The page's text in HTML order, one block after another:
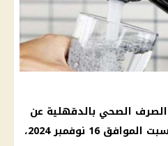
الصحي بالدقهلية عن
انقطاع مياه الشرب غدًا السبت الموافق 16 نوفمبر 2024،